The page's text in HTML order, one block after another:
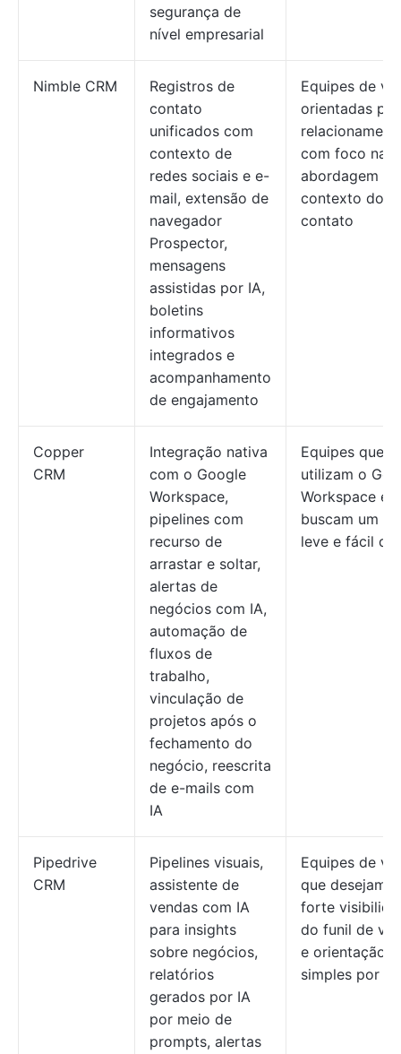
segurança de
nível empresarial
Nimble CRM
Registros de
contato
unificados com
contexto de
redes sociais e e-
mail, extensão de
navegador
Prospector,
mensagens
assistidas por IA,
boletins
informativos
integrados e
acompanhamento
de engajamento
Equipes de
orientadas
com foco na
abordagem e
contexto do
contato
Copper
CRM
Integração nativa
com o Google
Workspace,
pipelines com
recurso de
arrastar e soltar,
alertas de
negócios com IA,
automação de
fluxos de
trabalho,
vinculação de
projetos após o
fechamento do
negócio, reescrita
de e-mails com
IA
Equipes que
utilizam o
Workspace e
buscam um
leve e fácil de
Pipedrive
CRM
Pipelines visuais,
assistente de
vendas com IA
para insights
sobre negócios,
relatórios
gerados por IA
por meio de
prompts, alertas
Equipes de
que desejam
forte
do funil de
e orientação
simples por IA